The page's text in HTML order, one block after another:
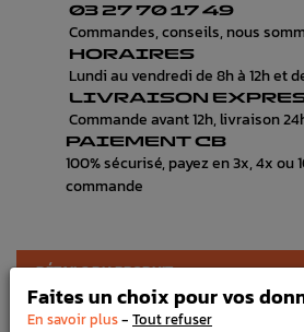
03 27 70 17 49
Commandes, conseils, nous
HORAIRES
Lundi au vendredi de 8h à 12h et
LIVRAISON
Commande avant 12h, livraison
PAIEMENT CB
100% sécurisé, payez en 3x, 4x ou
commande
DÉTAILS DU PRODUIT
LIVRAISON
Faites un choix pour vos
En savoir plus- Tout refuser